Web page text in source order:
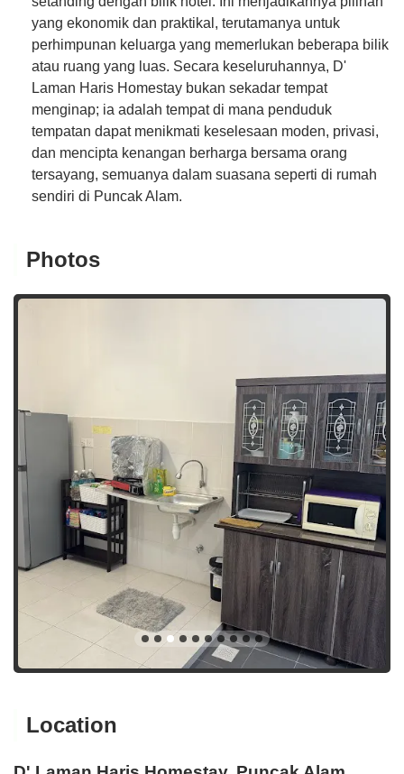
yang ekonomik dan praktikal, terutamanya untuk
perhimpunan keluarga yang memerlukan beberapa bilik
atau ruang yang luas. Secara keseluruhannya, D'
Laman Haris Homestay bukan sekadar tempat
menginap; ia adalah tempat di mana penduduk
tempatan dapat menikmati keselesaan moden, privasi,
dan mencipta kenangan berharga bersama orang
tersayang, semuanya dalam suasana seperti di rumah
sendiri di Puncak Alam.
Photos
Location